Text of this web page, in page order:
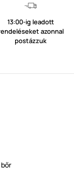
13:00-ig leadott
azonnal
postázzuk